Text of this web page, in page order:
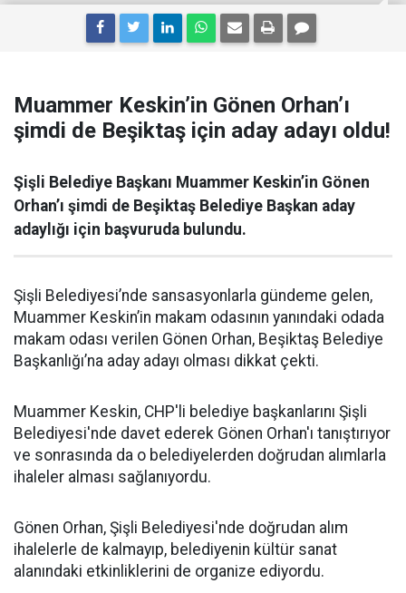
Muammer Keskin’in Gönen Orhan’ı
şimdi de Beşiktaş için aday adayı oldu!
Şişli Belediye Başkanı Muammer Keskin’in Gönen
Orhan’ı şimdi de Beşiktaş Belediye Başkan aday
adaylığı için başvuruda bulundu.
Şişli Belediyesi’nde sansasyonlarla gündeme gelen,
Muammer Keskin’in makam odasının yanındaki odada
makam odası verilen Gönen Orhan, Beşiktaş Belediye
Başkanlığı’na aday adayı olması dikkat çekti.
Muammer Keskin, CHP'li belediye başkanlarını Şişli
Belediyesi'nde davet ederek Gönen Orhan'ı tanıştırıyor
ve sonrasında da o belediyelerden doğrudan alımlarla
ihaleler alması sağlanıyordu.
Gönen Orhan, Şişli Belediyesi'nde doğrudan alım
ihalelerle de kalmayıp, belediyenin kültür sanat
alanındaki etkinliklerini de organize ediyordu.